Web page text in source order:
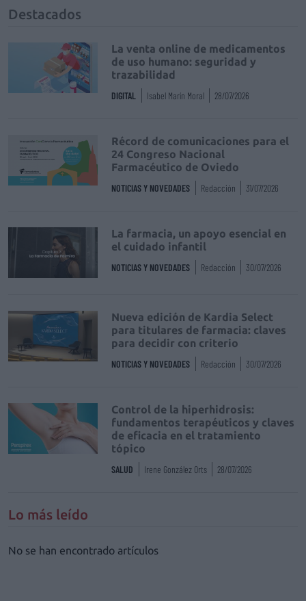
Destacados
La venta online de medicamentos
de uso humano: seguridad y
trazabilidad
DIGITAL Isabel Marín Moral 28/07/2026
Récord de comunicaciones para el
24 Congreso Nacional
Farmacéutico de Oviedo
NOTICIAS Y NOVEDADES Redacción 31/07/2026
La farmacia, un apoyo esencial en
el cuidado infantil
NOTICIAS Y NOVEDADES Redacción 30/07/2026
Nueva edición de Kardia Select
para titulares de farmacia: claves
para decidir con criterio
NOTICIAS Y NOVEDADES Redacción 30/07/2026
Control de la hiperhidrosis:
fundamentos terapéuticos y claves
de eficacia en el tratamiento
tópico
SALUD Irene González Orts 28/07/2026
Lo más leído
No se han encontrado artículos